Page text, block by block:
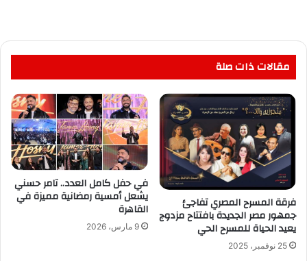
مقالات ذات صلة
فرقة المسرح المصري تفاجئ
جمهور مصر الجديدة بافتتاح مزدوج
يعيد الحياة للمسرح الحي
25 نوفمبر، 2025
في حفل كامل العدد.. تامر حسني
يشعل أمسية رمضانية مميزة في
القاهرة
9 مارس، 2026